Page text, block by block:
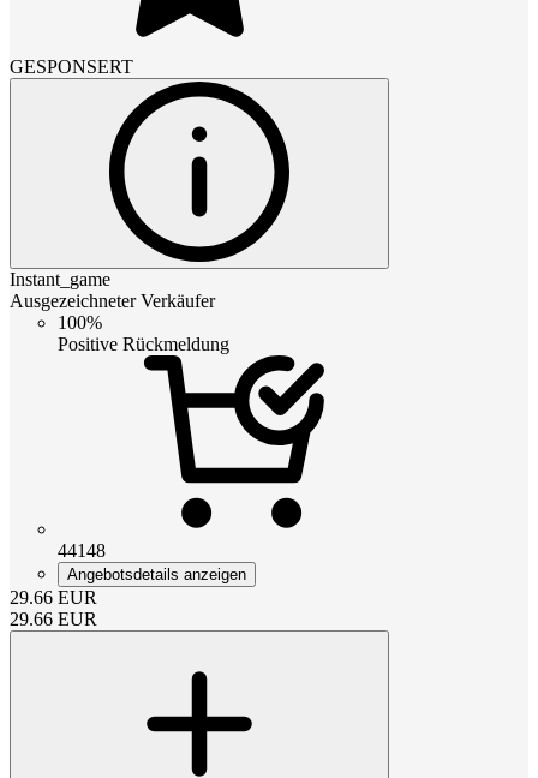
GESPONSERT
Instant_game
Ausgezeichneter Verkäufer
100%
Positive Rückmeldung
44148
Angebotsdetails anzeigen
29.66 EUR
29.66 EUR